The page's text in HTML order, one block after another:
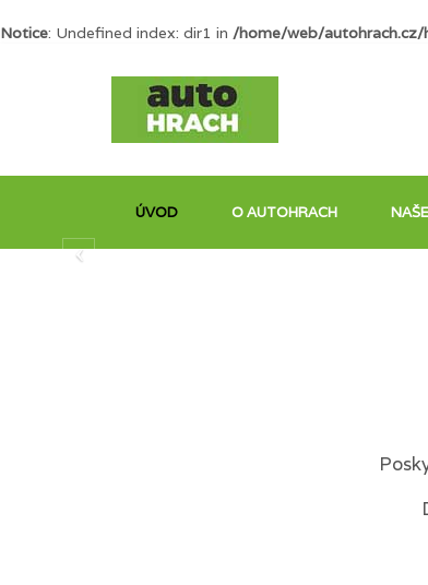
Notice: Undefined index: dir1 in /home/web/
ÚVOD O AUTOHRACH